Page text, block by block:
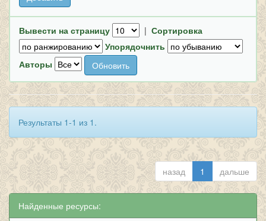
Вывести на страницу | Сортировка
Упорядочнить
Авторы
Результаты 1-1 из 1.
назад 1 дальше
Найденные ресурсы: